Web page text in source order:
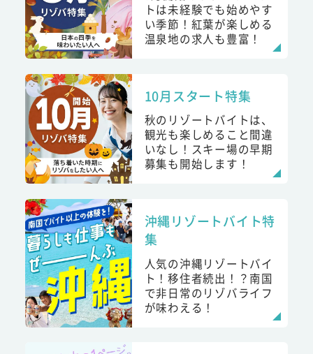
トは未経験でも始めやす
い季節！紅葉が楽しめる
温泉地の求人も豊富！
10月スタート特集
秋のリゾートバイトは、
観光も楽しめること間違
いなし！スキー場の早期
募集も開始します！
沖縄リゾートバイト特
集
人気の沖縄リゾートバイ
ト！移住者続出！？南国
で非日常のリゾバライフ
が味わえる！